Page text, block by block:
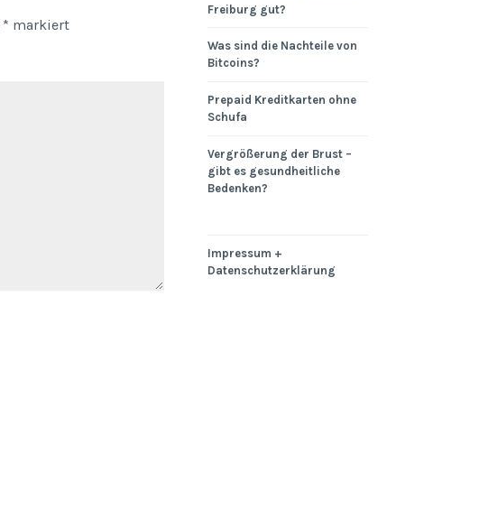
* markiert
Freiburg gut?
Was sind die Nachteile von
Bitcoins?
Prepaid Kreditkarten ohne
Schufa
Vergrößerung der Brust –
gibt es gesundheitliche
Bedenken?
Impressum +
Datenschutzerklärung